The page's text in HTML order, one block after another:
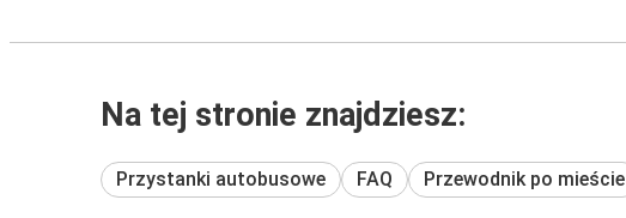
Na tej stronie znajdziesz:
Przystanki autobusowe FAQ Przewodnik po mieście